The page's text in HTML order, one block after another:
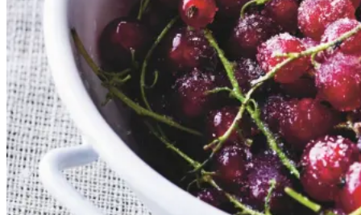
Dessert
Dansk mad
Sommermad
De rødlige bær er en sand
sommerklassiker. De har en frisk
og syrlig smag, som når de koges
op med sukker, udgør et dejligt
tilbehør til søde sager. De kan
serveres både til is, en kage eller
bare med letpisket flødeskum eller
skyr rørt lind med lidt mælk.